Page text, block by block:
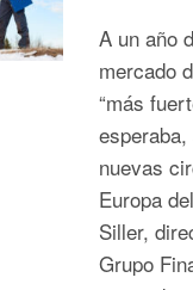
A un año
mercado
“más
nuevas
Europa
Siller,
Grupo